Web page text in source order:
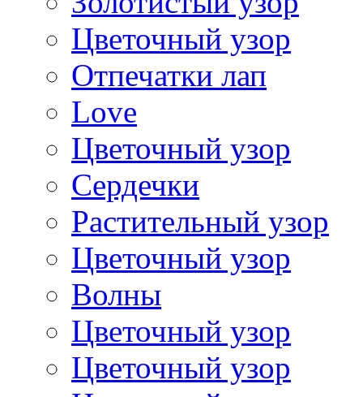
Цветочный узор
Отпечатки лап
Love
Цветочный узор
Сердечки
Растительный узор
Цветочный узор
Волны
Цветочный узор
Цветочный узор